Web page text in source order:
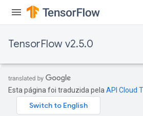
TensorFlow v2.5.0
Esta página foi traduzida pela API Cloud